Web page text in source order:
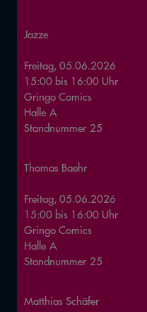
Jazze
Freitag, 05.06.2026
15:00 bis 16:00 Uhr
Gringo Comics
Halle A
Standnummer 25
Thomas Baehr
Freitag, 05.06.2026
15:00 bis 16:00 Uhr
Gringo Comics
Halle A
Standnummer 25
Matthias Schäfer